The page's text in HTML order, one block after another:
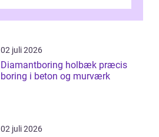
02 juli 2026
Diamantboring holbæk præcis
boring i beton og murværk
02 juli 2026